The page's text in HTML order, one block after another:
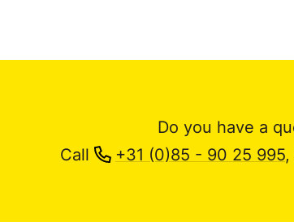
Do you have a
Call
+31 (0)85 - 90 25 995,